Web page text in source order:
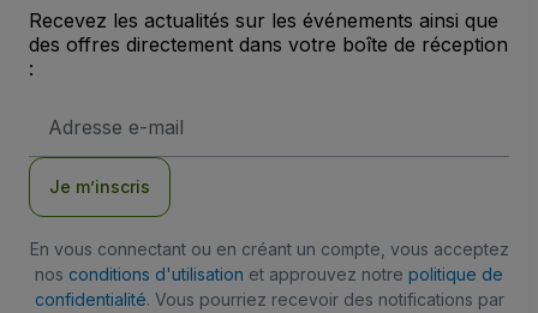
Recevez les actualités sur les événements ainsi que
des offres directement dans votre boîte de réception
:
e-
Je m’inscris
En vous connectant ou en créant un compte, vous acceptez
nos conditions d'utilisation et approuvez notre politique de
confidentialité. Vous pourriez recevoir des notifications par